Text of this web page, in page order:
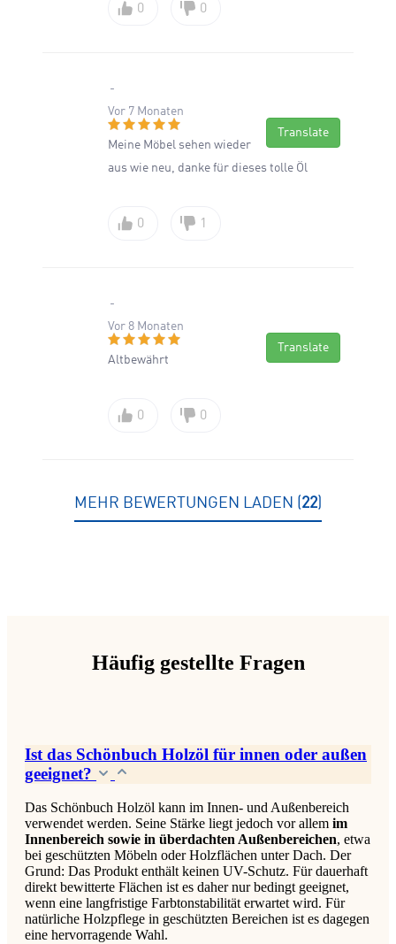
0 0
Vor 7 Monaten
Translate
Meine Möbel sehen wieder
aus wie neu, danke für dieses tolle Öl
0 1
Vor 8 Monaten
Translate
Altbewährt
0 0
MEHR BEWERTUNGEN LADEN 22
Häufig gestellte Fragen
Ist das Schönbuch Holzöl für innen oder außen
geeignet?
Das Schönbuch Holzöl kann im Innen- und Außenbereich
verwendet werden. Seine Stärke liegt jedoch vor allem im
Innenbereich sowie in überdachten Außenbereichen, etwa
bei geschützten Möbeln oder Holzflächen unter Dach. Der
Grund: Das Produkt enthält keinen UV-Schutz. Für dauerhaft
direkt bewitterte Flächen ist es daher nur bedingt geeignet,
wenn eine langfristige Farbtonstabilität erwartet wird. Für
natürliche Holzpflege in geschützten Bereichen ist es dagegen
eine hervorragende Wahl.